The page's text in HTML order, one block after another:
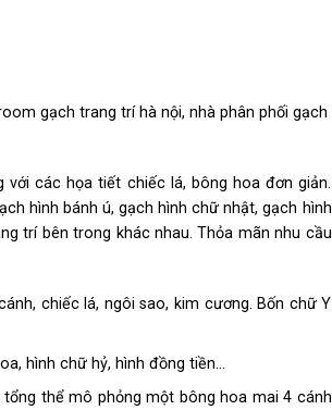
gạch trang trí hà nội, nhà phân phối gạch
các họa tiết chiếc lá, bông hoa đơn giản.
hình bánh ú, gạch hình chữ nhật, gạch hình
trí bên trong khác nhau. Thỏa mãn nhu cầu
chiếc lá, ngôi sao, kim cương. Bốn chữ Y
hình chữ hỷ, hình đồng tiền…
thể mô phỏng một bông hoa mai 4 cánh